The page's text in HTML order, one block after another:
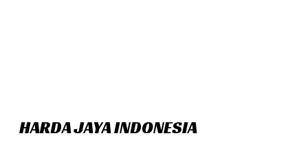
HARDA JAYA INDONESIA